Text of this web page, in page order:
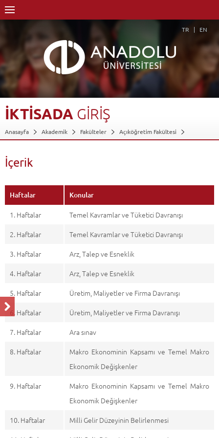
TR EN
İKTİSADA GİRİŞ
Anasayfa Akademik Fakülteler
Açıköğretim Fakültesi
İçerik
Haftalar Konular
1. Haftalar
Temel Kavramlar ve Tüketici Davranışı
2. Haftalar
Temel Kavramlar ve Tüketici Davranışı
3. Haftalar
Arz, Talep ve Esneklik
4. Haftalar
Arz, Talep ve Esneklik
5. Haftalar
Üretim, Maliyetler ve Firma Davranışı
6. Haftalar
Üretim, Maliyetler ve Firma Davranışı
7. Haftalar
Ara sınav
8. Haftalar
Makro Ekonominin Kapsamı ve Temel Makro
Ekonomik Değişkenler
9. Haftalar
Makro Ekonominin Kapsamı ve Temel Makro
Ekonomik Değişkenler
10. Haftalar
Milli Gelir Düzeyinin Belirlenmesi